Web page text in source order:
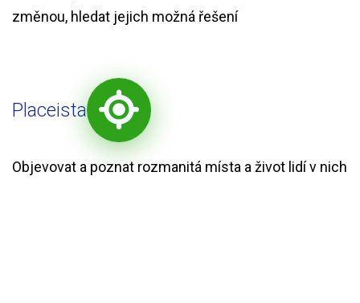
změnou, hledat jejich možná řešení
Placeista
Objevovat a poznat rozmanitá místa a život lidí v nich